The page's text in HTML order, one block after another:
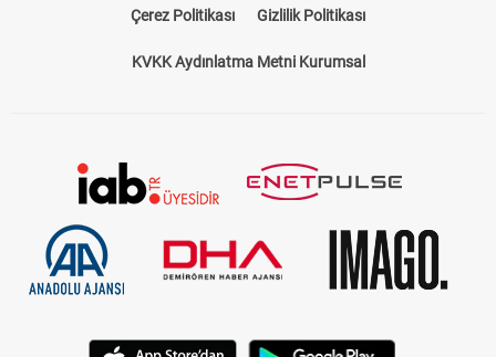
Çerez Politikası Gizlilik Politikası
KVKK Aydınlatma Metni Kurumsal